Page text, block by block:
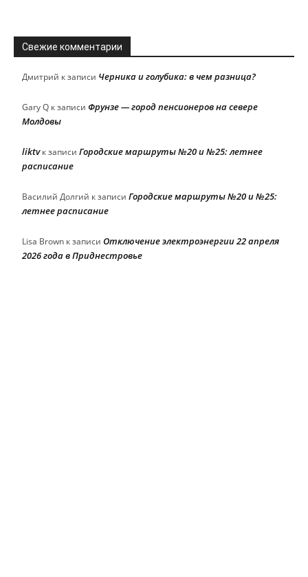
Свежие комментарии
Дмитрий к записи Черника и голубика: в чем разница?
Gary Q к записи Фрунзе — город пенсионеров на севере
Молдовы
liktvк записи Городские маршруты №20 и №25: летнее
расписание
Василий Долгий к записи Городские маршруты №20 и №25:
летнее расписание
Lisa Brown к записи Отключение электроэнергии 22 апреля
2026 года в Приднестровье